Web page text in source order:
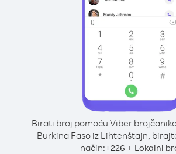
Birati broj pomoću Viber
Burkina Faso iz Lihtenštajn,
način:+226 + Lokalni